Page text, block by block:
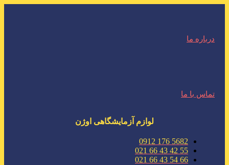
درباره ما
تماس با ما
لوازم آزمایشگاهی اوژن
5682 176 0912
55 42 43 66 021
66 54 43 66 021